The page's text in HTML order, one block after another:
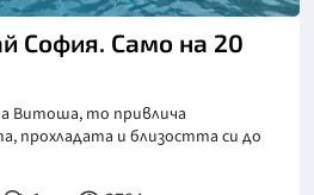
София. Само на 20
Витоша, то привлича
прохладата и близостта си до